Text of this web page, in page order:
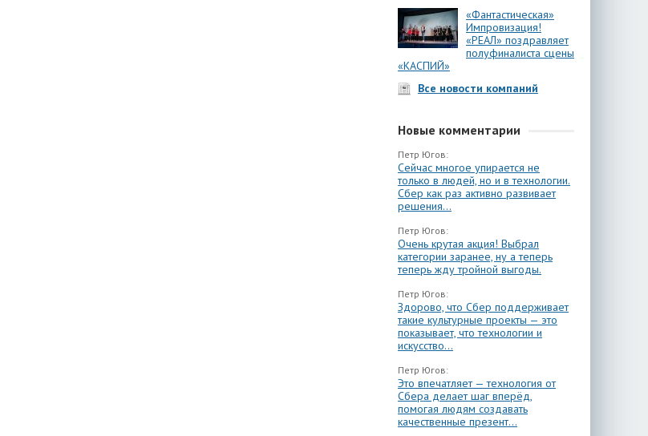
«Фантастическая»
Импровизация!
«РЕАЛ» поздравляет
полуфиналиста сцены
«КАСПИЙ»
Все новости компаний
Новые комментарии
Петр Югов:
Сейчас многое упирается не
только в людей, но и в технологии.
Сбер как раз активно развивает
решения...
Петр Югов:
Очень крутая акция! Выбрал
категории заранее, ну а теперь
теперь жду тройной выгоды.
Петр Югов:
Здорово, что Сбер поддерживает
такие культурные проекты — это
показывает, что технологии и
искусство...
Петр Югов:
Это впечатляет — технология от
Сбера делает шаг вперёд,
помогая людям создавать
качественные презент...